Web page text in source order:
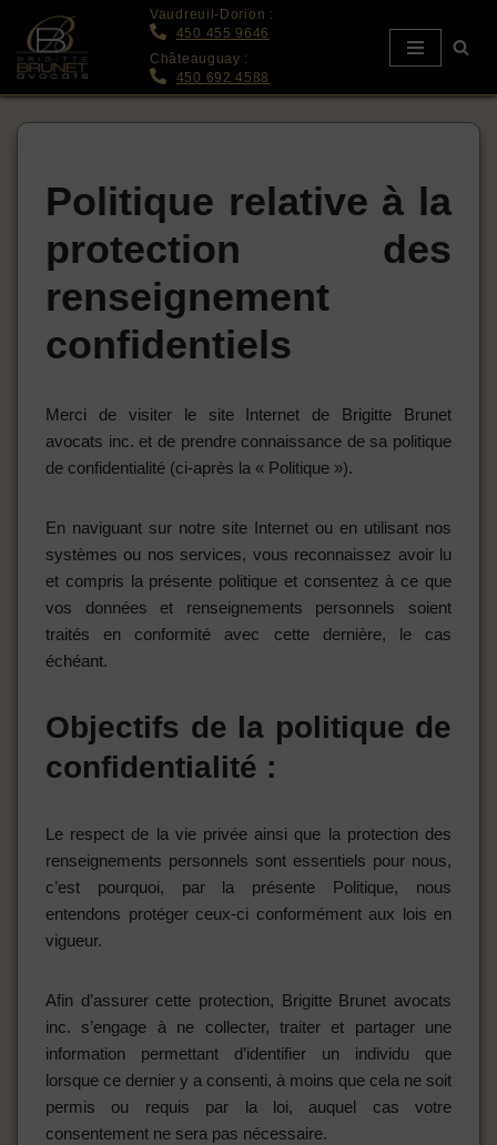
Aller
Vaudreuil-Dorion :
450 455 9646
Châteauguay :
450 692 4588
Politique relative à la
protection des
renseignement
confidentiels
Merci de visiter le site Internet de Brigitte Brunet
avocats inc. et de prendre connaissance de sa politique
de confidentialité (ci-après la « Politique »).
En naviguant sur notre site Internet ou en utilisant nos
systèmes ou nos services, vous reconnaissez avoir lu
et compris la présente politique et consentez à ce que
vos données et renseignements personnels soient
traités en conformité avec cette dernière, le cas
échéant.
Objectifs de la politique de
confidentialité :
Le respect de la vie privée ainsi que la protection des
renseignements personnels sont essentiels pour nous,
c’est pourquoi, par la présente Politique, nous
entendons protéger ceux-ci conformément aux lois en
vigueur.
Afin d’assurer cette protection, Brigitte Brunet avocats
inc. s’engage à ne collecter, traiter et partager une
information permettant d’identifier un individu que
lorsque ce dernier y a consenti, à moins que cela ne soit
permis ou requis par la loi, auquel cas votre
consentement ne sera pas nécessaire.